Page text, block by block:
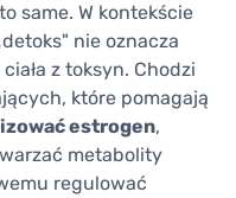
same. W kontekście
nie oznacza
z toksyn. Chodzi
które pomagają
estrogen,
metabolity
regulować